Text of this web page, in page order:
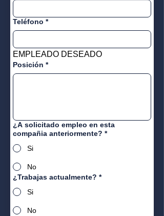
Teléfono *
EMPLEADO DESEADO
Posición *
¿A solicitado empleo en esta
compañia anteriormente? *
Si
No
¿Trabajas actualmente? *
Si
No